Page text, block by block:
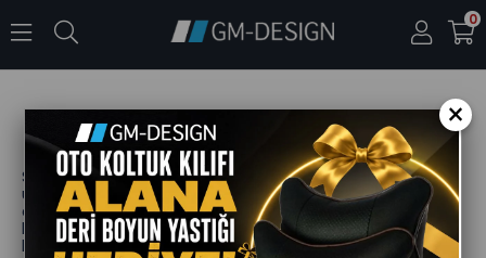
0
Sitemize üye olduysanız ve şifrenizi hatırlamıyorsanız;
üyelik formunda kayıtlı olan e-posta adresinizi aşağıdaki
alana yazarak "Kaydet" butonuna tıklayın. Yeni şifre
belirlemeniz için kullanacağınız linki e-posta adresinize
hemen göndereceğiz.
×